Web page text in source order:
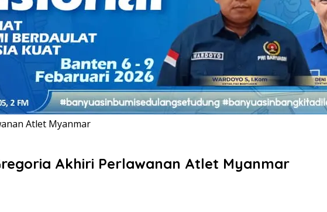
Atlet Myanmar
Akhiri Perlawanan Atlet Myanmar